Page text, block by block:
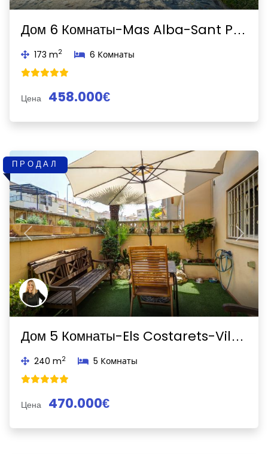
Дом 6 Комнаты-Mas Alba-Sant Pere de Ribes
173 m2 6 Комнаты
Цена 458.000€
ПРОДАЛ
Previous Next
Дом 5 Комнаты-Els Costarets-Vilanova i la Geltrú
240 m2 5 Комнаты
Цена 470.000€